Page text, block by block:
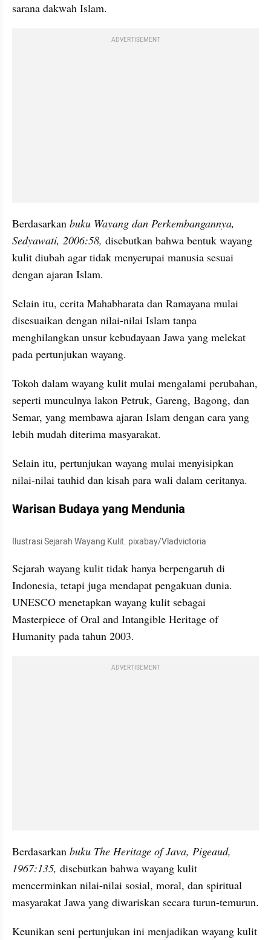
sarana dakwah Islam.
ADVERTISEMENT
Berdasarkan buku Wayang dan Perkembangannya,
Sedyawati, 2006:58, disebutkan bahwa bentuk wayang
kulit diubah agar tidak menyerupai manusia sesuai
dengan ajaran Islam.
Selain itu, cerita Mahabharata dan Ramayana mulai
disesuaikan dengan nilai-nilai Islam tanpa
menghilangkan unsur kebudayaan Jawa yang melekat
pada pertunjukan wayang.
Tokoh dalam wayang kulit mulai mengalami perubahan,
seperti munculnya lakon Petruk, Gareng, Bagong, dan
Semar, yang membawa ajaran Islam dengan cara yang
lebih mudah diterima masyarakat.
Selain itu, pertunjukan wayang mulai menyisipkan
nilai-nilai tauhid dan kisah para wali dalam ceritanya.
Warisan Budaya yang Mendunia
Ilustrasi Sejarah Wayang Kulit. pixabay/Vladvictoria
Sejarah wayang kulit tidak hanya berpengaruh di
Indonesia, tetapi juga mendapat pengakuan dunia.
UNESCO menetapkan wayang kulit sebagai
Masterpiece of Oral and Intangible Heritage of
Humanity pada tahun 2003.
ADVERTISEMENT
Berdasarkan buku The Heritage of Java, Pigeaud,
1967:135, disebutkan bahwa wayang kulit
mencerminkan nilai-nilai sosial, moral, dan spiritual
Keunikan seni pertunjukan ini menjadikan wayang kulit